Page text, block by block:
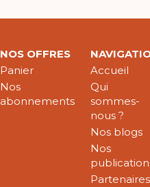
NOS OFFRES
Panier
Nos
abonnements
Accueil
Qui
sommes-
nous ?
Nos blogs
Nos
Partenaires